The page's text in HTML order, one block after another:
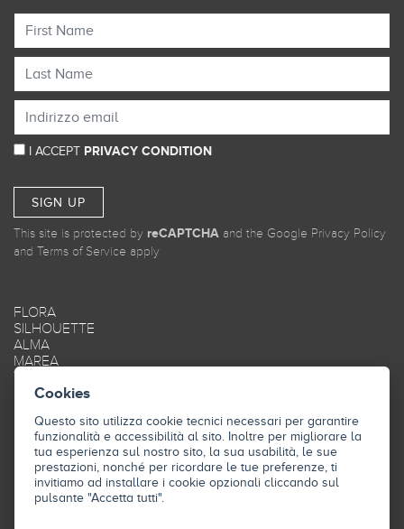
I ACCEPT PRIVACY CONDITION
SIGN UP
This site is protected by reCAPTCHA and the Google Privacy Policy
and Terms of Service apply
FLORA
SILHOUETTE
ALMA
MAREA
TRAME
OBLIQUE
FRAME
STYLE
SKY
INDUSTRY
Cookies
Questo sito utilizza cookie tecnici necessari per garantire
funzionalità e accessibilità al sito. Inoltre per migliorare la
tua esperienza sul nostro sito, la sua usabilità, le sue
prestazioni, nonché per ricordare le tue preferenze, ti
invitiamo ad installare i cookie opzionali cliccando sul
pulsante "Accetta tutti".